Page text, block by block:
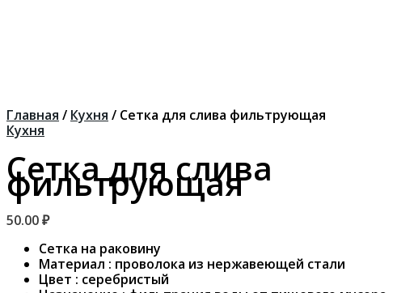
Главная / Кухня / Сетка для слива фильтрующая
Кухня
Сетка для слива
фильтрующая
50.00₽
Сетка на раковину
Материал : проволока из нержавеющей стали
Цвет : серебристый